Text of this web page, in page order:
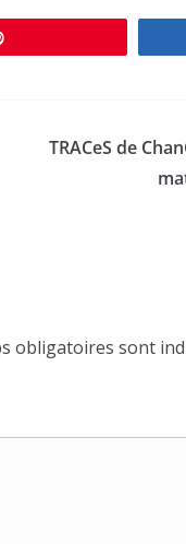
TRACeS de
obligatoires sont